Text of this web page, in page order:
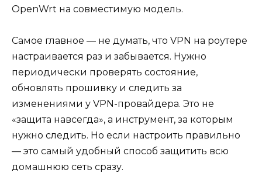
OpenWrt на совместимую модель.
Самое главное — не думать, что VPN на роутере
настраивается раз и забывается. Нужно
периодически проверять состояние,
обновлять прошивку и следить за
изменениями у VPN-провайдера. Это не
«защита навсегда», а инструмент, за которым
нужно следить. Но если настроить правильно
— это самый удобный способ защитить всю
домашнюю сеть сразу.